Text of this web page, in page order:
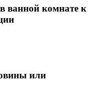
ванной комнате к
или